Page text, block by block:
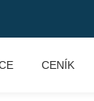
CENÍK